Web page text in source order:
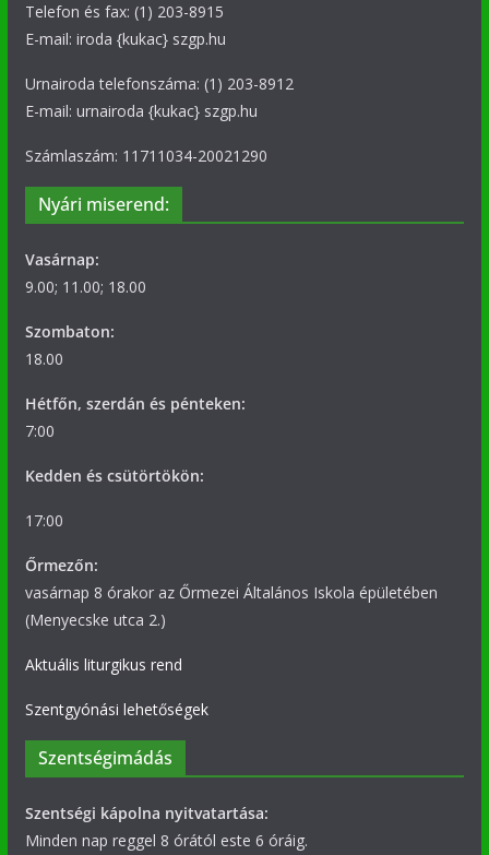
Telefon és fax: (1) 203-8915
E-mail: iroda {kukac} szgp.hu
Urnairoda telefonszáma: (1) 203-8912
E-mail: urnairoda {kukac} szgp.hu
Számlaszám: 11711034-20021290
Nyári miserend:
Vasárnap:
9.00; 11.00; 18.00
Szombaton:
18.00
Hétfőn, szerdán és pénteken:
7:00
Kedden és csütörtökön:
17:00
Őrmezőn:
vasárnap 8 órakor az Őrmezei Általános Iskola épületében
(Menyecske utca 2.)
Aktuális liturgikus rend
Szentgyónási lehetőségek
Szentségimádás
Szentségi kápolna nyitvatartása:
Minden nap reggel 8 órától este 6 óráig.